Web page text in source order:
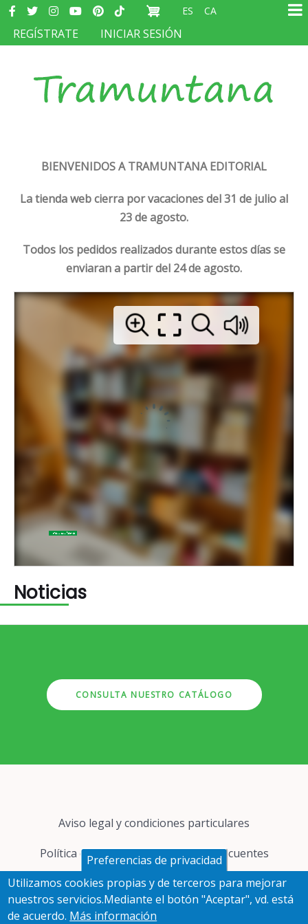
Pasar
contenido
Redes
sociales
ES CA
MENÚ
DEL
D'USUARI
REGÍSTRATE INICIAR SESIÓN
BIENVENIDOS A TRAMUNTANA EDITORIAL
La tienda web cierra por vacaciones del 31 de julio al
23 de agosto.
Todos los pedidos realizados durante estos días se
enviaran a partir del 24 de agosto.
Noticias
CONSULTA NUESTRO CATÁLOGO
página
Aviso legal y condiciones particulares
Política de cookies
Preguntas frecuentes
Protección de datos
Preferencias de privacidad
Utilizamos cookies propias y de terceros para mejorar
nuestros servicios.Mediante el botón "Aceptar", vd. está
de acuerdo. Más información